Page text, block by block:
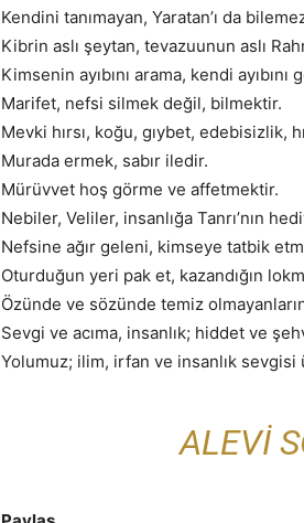
Kendini tanımayan, Yaratan’ı da
Kibrin aslı şeytan, tevazuunun aslı
Kimsenin ayıbını arama, kendi ayıbını
Marifet, nefsi silmek değil, bilmektir.
Mevki hırsı, koğu, gıybet, edebisizlik,
Murada ermek, sabır iledir.
Mürüvvet hoş görme ve affetmektir.
Nebiler, Veliler, insanlığa Tanrı’nın
Nefsine ağır geleni, kimseye tatbik
Oturduğun yeri pak et, kazandığın
Özünde ve sözünde temiz
Sevgi ve acıma, insanlık; hiddet ve
Yolumuz; ilim, irfan ve insanlık
ALEVI